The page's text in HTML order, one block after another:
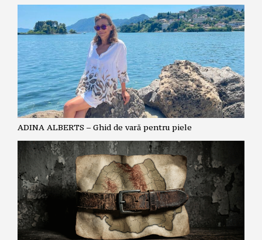
ADINA ALBERTS – Ghid de vară pentru piele